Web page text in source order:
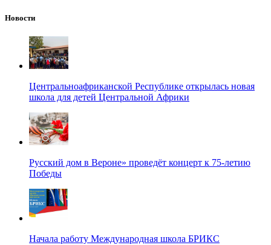
Новости
Центральноафриканской Республике открылась новая
школа для детей Центральной Африки
Русский дом в Вероне» проведёт концерт к 75-летию
Победы
Начала работу Международная школа БРИКС